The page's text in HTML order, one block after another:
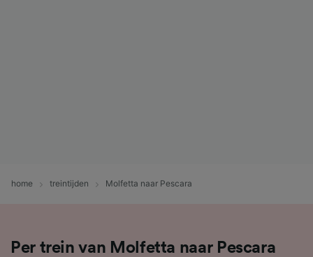
home treintijden Molfetta naar Pescara
Per trein van Molfetta naar Pescara